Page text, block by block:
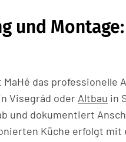
und
das
Visegrád oder Altbau in
und dokumentiert
Küche erfolgt mit